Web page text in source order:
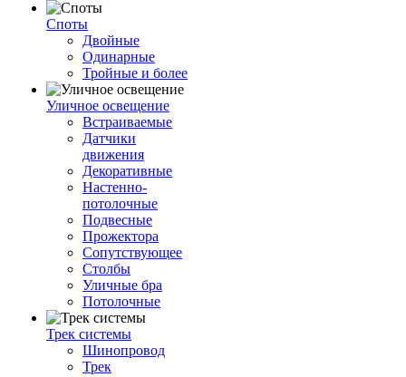
Споты
Двойные
Одинарные
Тройные и более
Уличное освещение
Встраиваемые
Датчики
движения
Декоративные
Настенно-
потолочные
Подвесные
Прожектора
Сопутствующее
Столбы
Уличные бра
Потолочные
Трек системы
Шинопровод
Трек